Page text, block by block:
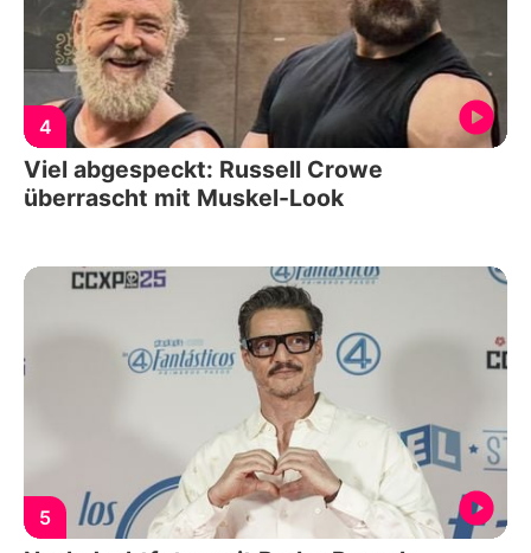
4
Viel abgespeckt: Russell Crowe
überrascht mit Muskel-Look
5